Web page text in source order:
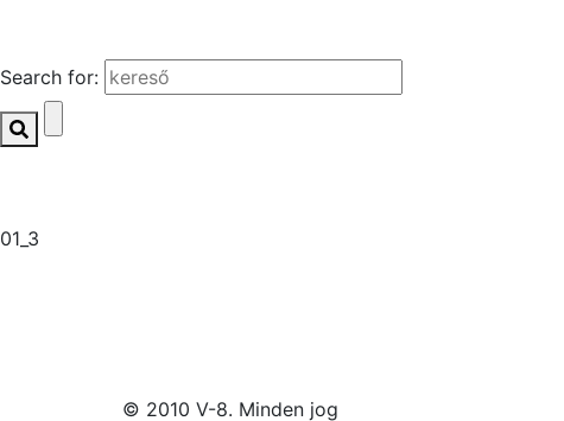
Search for:
© 2010 V-8. Minden jog